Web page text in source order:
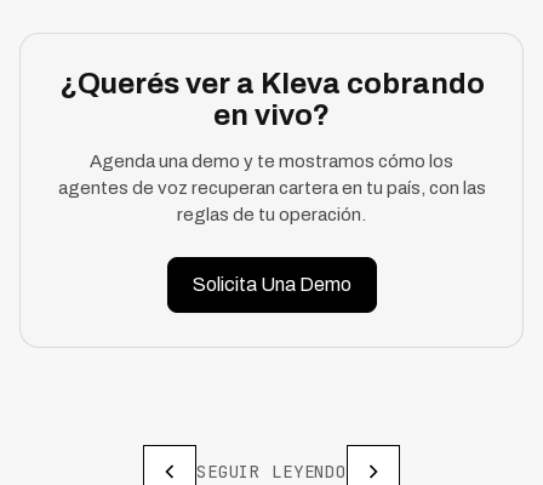
¿Querés ver a Kleva cobrando
en vivo?
Agenda una demo y te mostramos cómo los
agentes de voz recuperan cartera en tu país, con las
reglas de tu operación.
Solicita Una Demo
SEGUIR LEYENDO